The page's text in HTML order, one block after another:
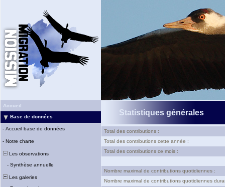
Accueil
Base de données
- Accueil base de données
- Notre charte
Les observations
- Synthèse annuelle
Les galeries
Statistiques générales
Total des contributions :
Total des contributions cette année :
Total des contributions ce mois :
Nombre maximal de contributions quotidiennes :
Nombre maximal de contributions quotidiennes